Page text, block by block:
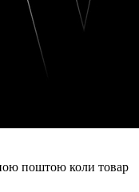
поштою коли товар